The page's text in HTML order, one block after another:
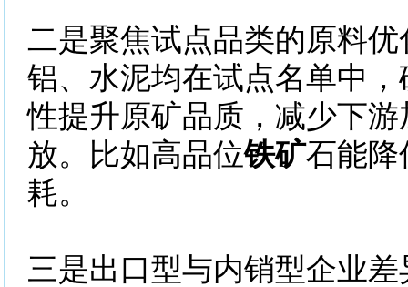
二是聚焦试点品类的原料
铝、水泥均在试点名单中
性提升原矿品质，减少下
放。比如高品位铁矿石能降
耗。
三是出口型与内销型企业